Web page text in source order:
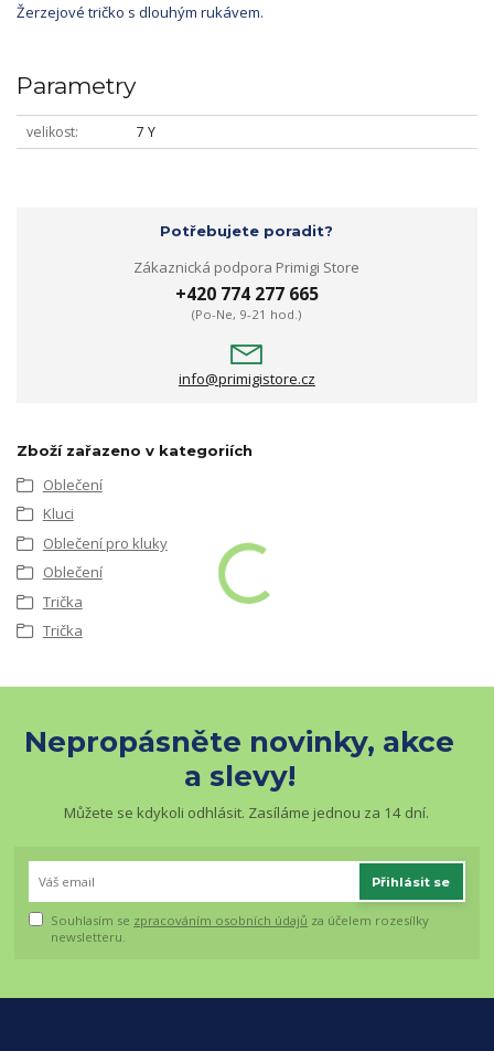
Žerzejové tričko s dlouhým rukávem.
Parametry
velikost 7 Y
Potřebujete poradit?
Zákaznická podpora Primigi Store
+420 774 277 665
(Po-Ne, 9-21 hod.)
info@primigistore.cz
Zboží zařazeno v kategoriích
Oblečení
Kluci
Oblečení pro kluky
Oblečení
Trička
Trička
Nepropásněte novinky, akce
a slevy!
Můžete se kdykoli odhlásit. Zasíláme jednou za 14 dní.
Přihlásit se
Souhlasím se zpracováním osobních údajů za účelem rozesílky
newsletteru.